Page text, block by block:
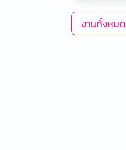
งานทั้งหมด